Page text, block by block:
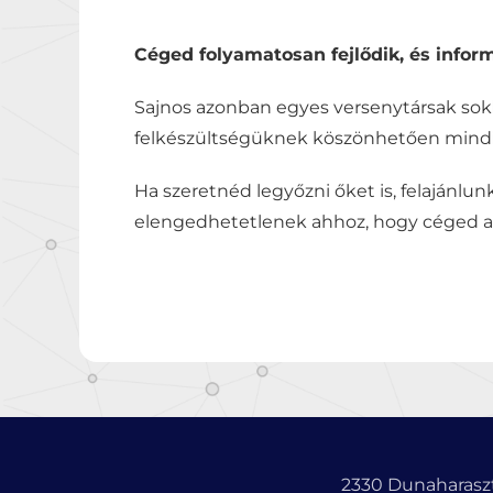
Céged folyamatosan fejlődik, és
Sajnos azonban egyes versenytársak
felkészültségüknek köszönhetően
Ha szeretnéd legyőzni őket is,
elengedhetetlenek ahhoz, hogy céged
2330